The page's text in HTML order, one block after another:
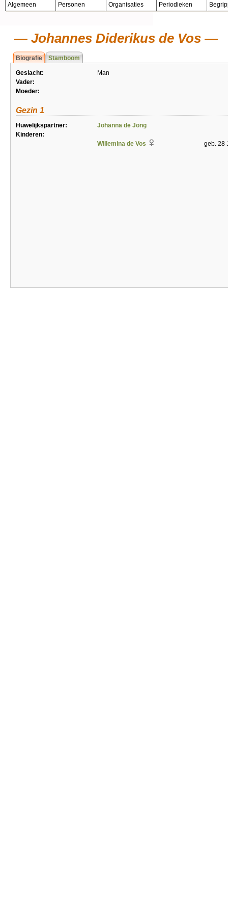
Algemeen Personen Organisaties Periodieken
Johannes Diderikus de Vos
Biografie Stamboom
Geslacht:
Man
Vader:
Moeder:
Gezin 1
Huwelijkspartner:
Johanna de Jong
Kinderen:
Willemina de Vos
geb. 28